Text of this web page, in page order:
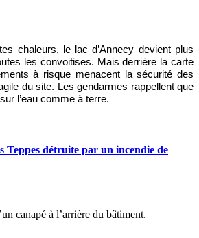
chaleurs, le lac d’Annecy devient plus
les convoitises. Mais derrière la carte
à risque menacent la sécurité des
du site. Les gendarmes rappellent que
l’eau comme à terre.
Teppes détruite par un incendie de
canapé à l’arrière du bâtiment.